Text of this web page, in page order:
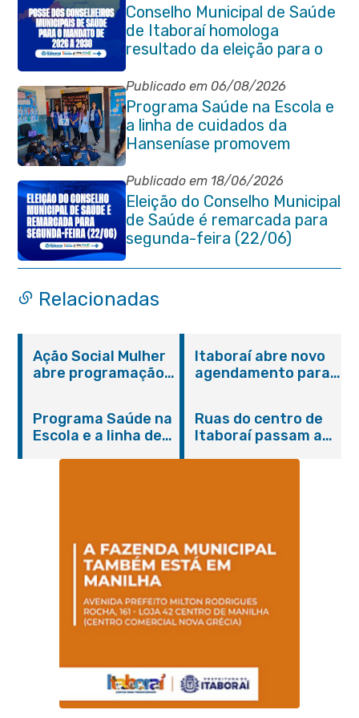
Conselho Municipal de Saúde
de Itaboraí homologa
resultado da eleição para o
quadriênio 2026–2030
Publicado em 06/08/2026
Programa Saúde na Escola e
a linha de cuidados da
Hanseníase promovem
conscientização sobre
hanseníase na E.M Adelaide
de Magalhães Seabra
Publicado em 18/06/2026
Eleição do Conselho Municipal
de Saúde é remarcada para
segunda-feira (22/06)
Relacionadas
Ação Social Mulher
abre programação
serviços gratuitos e
orientações
Itaboraí abre novo
agendamento para
Programa Saúde na
Escola e a linha de
Magalhães Seabra
Ruas do centro de
Itaboraí passam a